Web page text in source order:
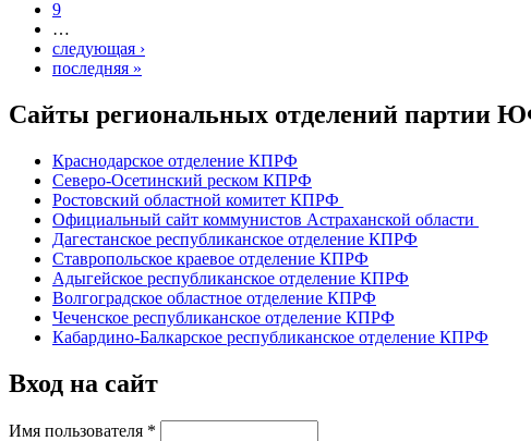
9
…
следующая ›
последняя »
Сайты региональных отделений
Краснодарское отделение КПРФ
Северо-Осетинский реском КПРФ
Ростовский областной комитет КПРФ
Официальный сайт коммунистов Астраханской области
Дагестанское республиканское отделение КПРФ
Ставропольское краевое отделение КПРФ
Адыгейское республиканское отделение КПРФ
Волгоградское областное отделение КПРФ
Чеченское республиканское отделение КПРФ
Кабардино-Балкарское республиканское отделение КПРФ
Вход на сайт
Имя пользователя *